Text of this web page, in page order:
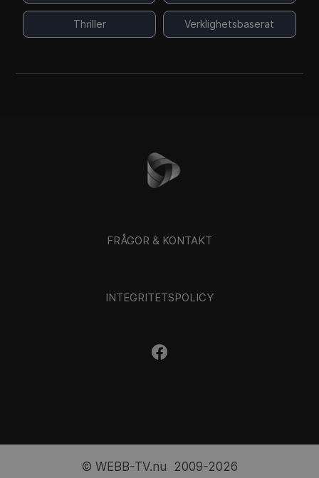
Thriller Verklighetsbaserat
FRÅGOR & KONTAKT
INTEGRITETSPOLICY
© WEBB-TV.nu 2009-2026